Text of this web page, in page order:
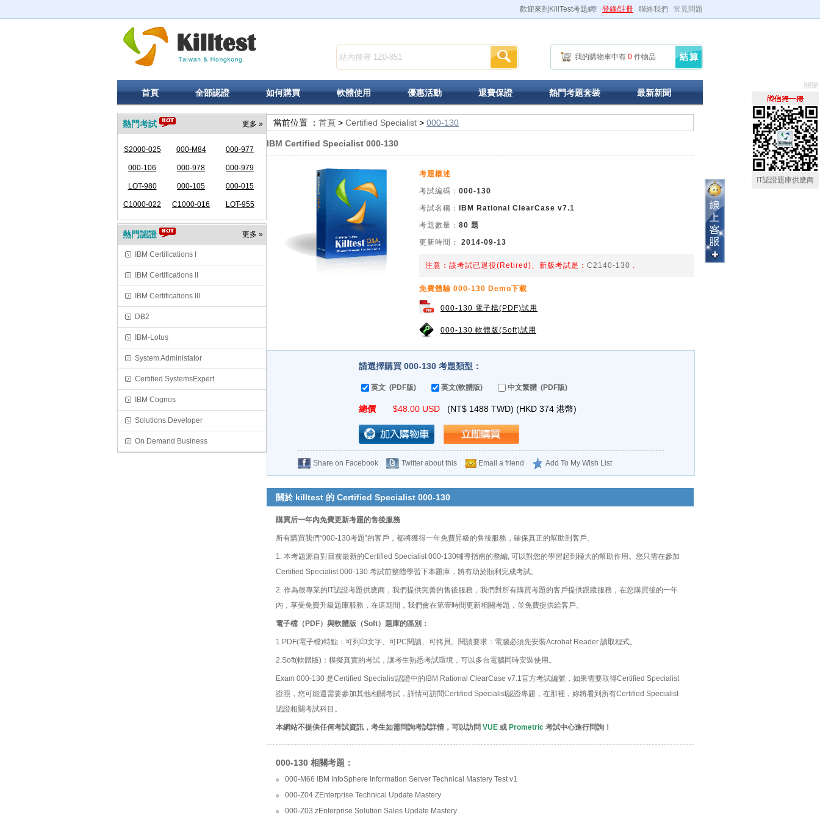
關閉
IT認證題庫供應商
歡迎來到KillTest考題網! 登錄/註冊 聯絡我們 常見問題
我的購物車中有 0 件物品
首頁 全部認證 如何購買 軟體使用 優惠活動 退費保證 熱門考題套裝 最新新聞
更多 »
熱門考試
S2000-025 000-M84 000-977
000-106 000-978 000-979
LOT-980 000-105 000-015
C1000-022 C1000-016 LOT-955
更多 »
熱門認證
IBM Certifications I
IBM Certifications II
IBM Certifications III
DB2
IBM-Lotus
System Administator
Certified SystemsExpert
IBM Cognos
Solutions Developer
On Demand Business
當前位置 ： 首頁 > Certified Specialist > 000-130
IBM Certified Specialist 000-130
考題概述
考試編碼： 000-130
考試名稱：
IBM Rational ClearCase v7.1
考題數量： 80 題
更新時間：
2014-09-13
注意：該考試已退役(Retired)、新版考試是： C2140-130 .
免費體驗 000-130 Demo下載
000-130 電子檔(PDF)試用
000-130 軟體版(Soft)試用
請選擇購買 000-130 考題類型：
英文 (PDF版) 英文(軟體版) 中文繁體 (PDF版)
總價 $48.00 USD (NT$ 1488 TWD) (HKD 374 港幣)
Share on Facebook Twitter about this Email a friend Add To My Wish List
關於 killtest 的 Certified Specialist 000-130
購買后一年內免費更新考題的售後服務
所有購買我們“000-130考題”的客戶，都將獲得一年免費昇級的售後服務，確保真正的幫助到客戶。
1. 本考題源自對目前最新的Certified Specialist 000-130輔導指南的整編, 可以對您的學習起到極大的幫助作用。您只需在參加
Certified Specialist 000-130 考試前整體學習下本題庫，將有助於順利完成考試。
2. 作為很專業的IT認證考題供應商，我們提供完善的售後服務，我們對所有購買考題的客戶提供跟蹤服務，在您購買後的一年
內，享受免費升級題庫服務，在這期間，我們會在第壹時間更新相關考題，並免費提供給客戶。
電子檔（PDF）與軟體版（Soft）題庫的區別：
1.PDF(電子檔)特點：可列印文字、可PC閱讀、可拷貝。閱讀要求：電腦必須先安裝Acrobat Reader 讀取程式。
2.Soft(軟體版)：模擬真實的考試，讓考生熟悉考試環境，可以多台電腦同時安裝使用。
Exam 000-130 是Certified Specialist認證中的IBM Rational ClearCase v7.1官方考試編號，如果需要取得Certified Specialist
證照，您可能還需要參加其他相關考試，詳情可訪問Certified Specialist認證專題，在那裡，妳將看到所有Certified Specialist
認證相關考試科目。
本網站不提供任何考試資訊，考生如需問詢考試詳情，可以訪問 VUE 或 Prometric 考試中心進行問詢！
000-130 相關考題：
000-M66 IBM InfoSphere Information Server Technical Mastery Test v1
000-Z04 ZEnterprise Technical Update Mastery
000-Z03 zEnterprise Solution Sales Update Mastery